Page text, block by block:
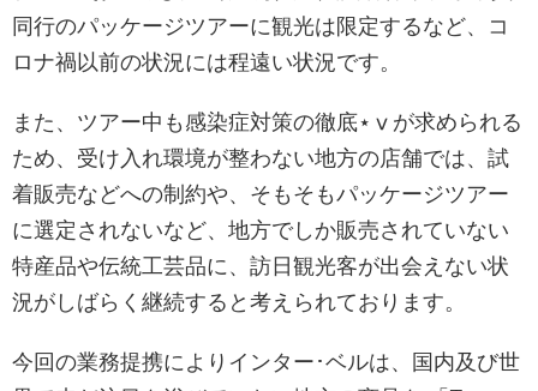
同行のパッケージツアーに観光は限定するなど、コ
ロナ禍以前の状況には程遠い状況です。
また、ツアー中も感染症対策の徹底⋆ⅴが求められる
ため、受け入れ環境が整わない地方の店舗では、試
着販売などへの制約や、そもそもパッケージツアー
に選定されないなど、地方でしか販売されていない
特産品や伝統工芸品に、訪日観光客が出会えない状
況がしばらく継続すると考えられております。
今回の業務提携によりインター･ベルは、国内及び世